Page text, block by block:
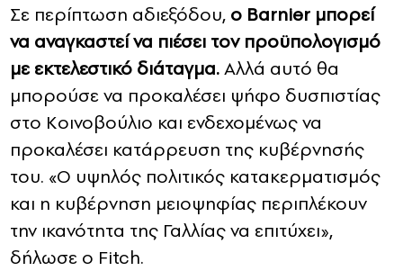
Σε περίπτωση αδιεξόδου, ο Barnier μπορεί
να αναγκαστεί να πιέσει τον προϋπολογισμό
με εκτελεστικό διάταγμα.Αλλά αυτό θα
μπορούσε να προκαλέσει ψήφο δυσπιστίας
στο Κοινοβούλιο και ενδεχομένως να
προκαλέσει κατάρρευση της κυβέρνησής
του. «Ο υψηλός πολιτικός κατακερματισμός
και η κυβέρνηση μειοψηφίας περιπλέκουν
την ικανότητα της Γαλλίας να επιτύχει»,
δήλωσε ο Fitch.